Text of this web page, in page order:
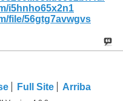
i5hnho65x2n1
file/56gtg7avwgvs
Full Site Arriba